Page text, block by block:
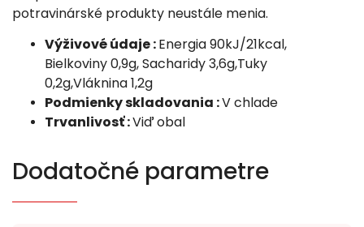
potravinárské produkty neustále menia.
Výživové údaje :Energia 90kJ/21kcal,
Bielkoviny 0,9g, Sacharidy 3,6g,Tuky
0,2g,Vláknina 1,2g
Podmienky skladovania :V chlade
Trvanlivosť :Viď obal
Dodatočné parametre